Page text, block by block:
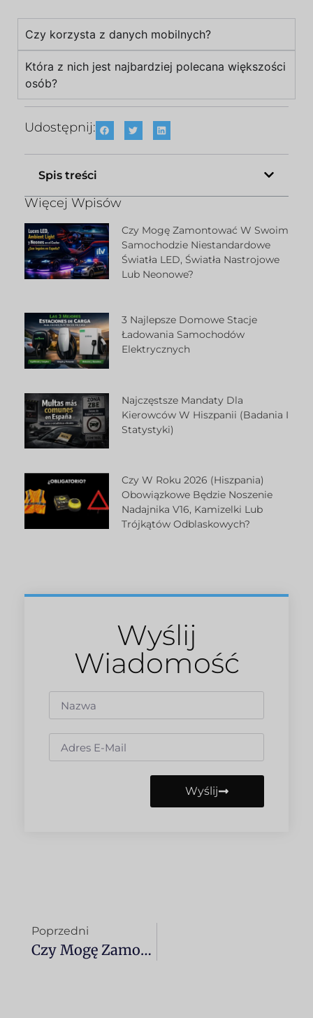
Czy korzysta z danych mobilnych?
Która z nich jest najbardziej polecana większości
osób?
Udostępnij:
Spis treści
Więcej Wpisów
Czy Mogę Zamontować W Swoim
Samochodzie Niestandardowe
Światła LED, Światła Nastrojowe
Lub Neonowe?
3 Najlepsze Domowe Stacje
Ładowania Samochodów
Elektrycznych
Najczęstsze Mandaty Dla
Kierowców W Hiszpanii (badania I
Statystyki)
Czy W Roku 2026 (Hiszpania)
Obowiązkowe Będzie Noszenie
Nadajnika V16, Kamizelki Lub
Trójkątów Odblaskowych?
Wyślij
Wiadomość
Wyślij
Poprzedni
Czy Mogę Zamontować W Swoim Samochodzie Niestandardowe Światła LED, Światła Nastrojowe Lub Neonowe?